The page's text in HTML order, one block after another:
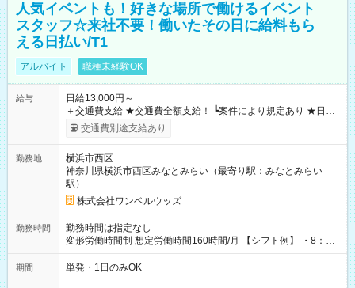
人気イベントも！好きな場所で働けるイベント
スタッフ☆来社不要！働いたその日に給料もら
える日払い/T1
アルバイト 職種未経験OK
給与
日給13,000円～
＋交通費支給 ★交通費全額支給！ ┗案件により規定あり ★日払
いOK！（規定あり） ┗働いたその日に現金GET♪ お仕事後はコ
ンビニATMから 日払い分を引き落とせます！ 【試用期間】試
交通費別途支給あり
勤務地
横浜市西区
神奈川県横浜市西区みなとみらい（最寄り駅：みなとみらい
駅）
株式会社ワンベルウッズ
勤務時間
勤務時間は指定なし
変形労働時間制 想定労働時間160時間/月 【シフト例】 ・8：00
～21：00
期間 単発・1日のみOK